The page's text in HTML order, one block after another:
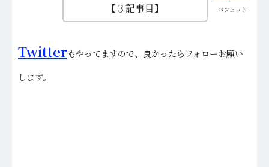
バフェット
【３記事目】
Twitterもやってますので、良かったらフォローお願い
します。